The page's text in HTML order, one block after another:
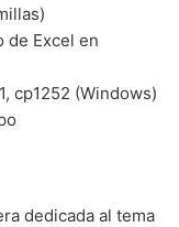
de Excel en
cp1252 (Windows)
dedicada al tema